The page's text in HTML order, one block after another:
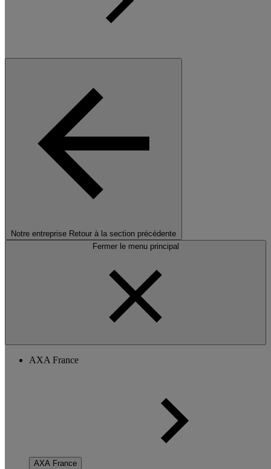
Notre entreprise Retour à la section précédente
Fermer le menu principal
AXA France
AXA France